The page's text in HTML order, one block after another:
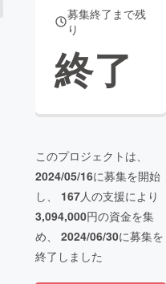
募集終了まで残
り
終了
このプロジェクトは、
2024/05/16に募集を開始
し、 167人の支援により
3,094,000円の資金を集
め、 2024/06/30に募集を
終了しました